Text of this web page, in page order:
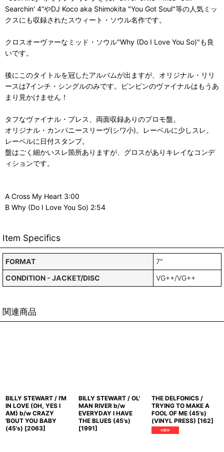
Searchin' 4”やDJ Koco aka Shimokita "You Got Soul"等の人気ミッ
クスにも収録されたスウィート・ソウル名作です。
クロスオーヴァーなミッド・ソウル"Why (Do I Love You So)"も良
いです。
後にこのタイトルを冠したアルバムが出ますが、オリジナル・リリ
ースは7インチ・シングルのみです。ピンピンのヴァイナルはもうあ
まり見かけません！
タフなヴァイナル・プレス、両面収録ありのプロモ盤。
オリジナル・カンパニースリーヴ(シワ小)。レーベルに少しスレ。
レーベルに日付スタンプ。
盤はごく細かいスレ箇所ありますが、グロスがありキレイなコンデ
ィションです。
A Cross My Heart 3:00
B Why (Do I Love You So) 2:54
Item Specifics
FORMAT
7"
CONDITION - JACKET/DISC
VG++/VG++
関連商品
BILLY STEWART / I'M
IN LOVE (OH, YES I
AM) b/w CRAZY
'BOUT YOU BABY
(45's) [2063]
BILLY STEWART / OL'
MAN RIVER b/w
EVERYDAY I HAVE
THE BLUES (45's)
[1991]
THE DELFONICS /
TRYING TO MAKE A
FOOL OF ME (45's)
(VINYL PRESS) [162]